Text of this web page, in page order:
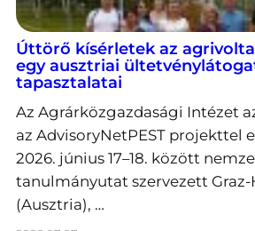
Úttörő kísérletek az
egy ausztriai
tapasztalatai
Az Agrárközgazdasági Intézet
az AdvisoryNetPEST projekttel
2026. június 17–18. között
tanulmányutat szervezett
(Ausztria), …